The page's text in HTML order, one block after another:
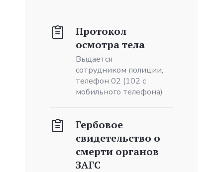
Протокол
осмотра тела
Выдается
сотрудником полиции,
телефон 02 (102 с
мобильного телефона)
Гербовое
свидетельство o
смерти органов
ЗАГС